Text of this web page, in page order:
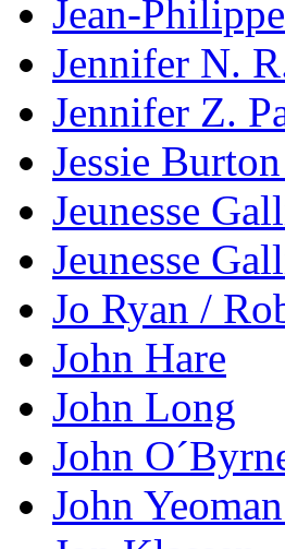
Jean-
Jennifer N.
Jennifer Z.
Jessie
Jeunesse
Jeunesse
Jo Ryan /
John Hare
John Long
John
John